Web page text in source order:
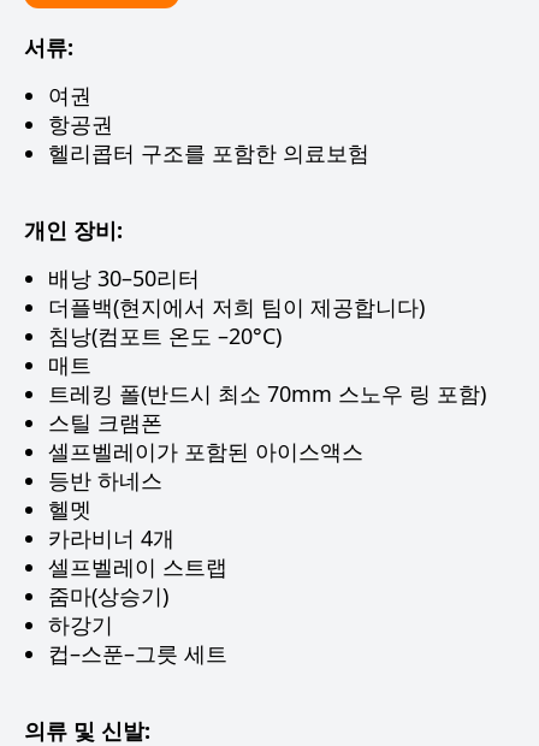
서류:
여권
항공권
헬리콥터 구조를 포함한 의료보험
개인 장비:
배낭 30–50리터
더플백(현지에서 저희 팀이 제공합니다)
침낭(컴포트 온도 –20°C)
매트
트레킹 폴(반드시 최소 70mm 스노우 링 포함)
스틸 크램폰
셀프벨레이가 포함된 아이스액스
등반 하네스
헬멧
카라비너 4개
셀프벨레이 스트랩
줌마(상승기)
하강기
컵–스푼–그릇 세트
의류 및 신발: